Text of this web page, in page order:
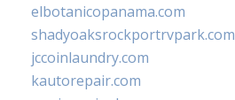
elbotanicopanama.com
shadyoaksrockportrvpark.com
jccoinlaundry.com
kautorepair.com